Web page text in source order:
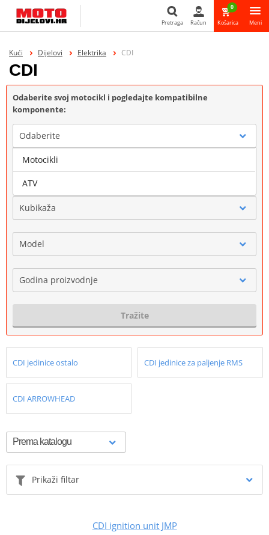
Pretraga Račun
0
Košarica Meni
Kući Dijelovi Elektrika CDI
CDI
Odaberite svoj motocikl i pogledajte kompatibilne
komponente:
Odaberite
Marka
Kubikaža
Model
Godina proizvodnje
Tražite
CDI jedinice ostalo CDI jedinice za paljenje RMS
CDI ARROWHEAD
Prikaži filtar
CDI ignition unit JMP
Motocikli
ATV